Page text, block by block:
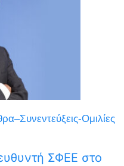
Ομιλίες
ΣΦΕΕ στο